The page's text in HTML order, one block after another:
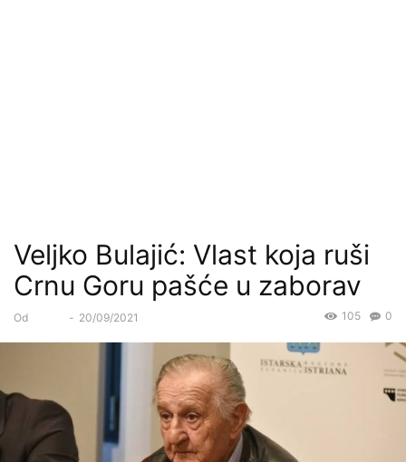
Veljko Bulajić: Vlast koja ruši
Crnu Goru pašće u zaborav
Od - 20/09/2021 0
105